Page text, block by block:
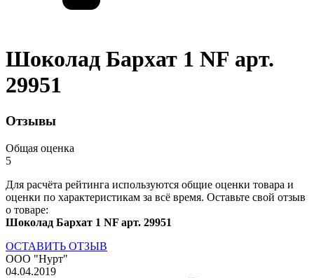
Шоколад Бархат 1 NF арт.
29951
Отзывы
Общая оценка
5
Для расчёта рейтинга используются общие оценки товара и
оценки по характеристикам за всё время. Оставьте свой отзыв
о товаре:
Шоколад Бархат 1 NF арт. 29951
ОСТАВИТЬ ОТЗЫВ
ООО "Нурт"
04.04.2019